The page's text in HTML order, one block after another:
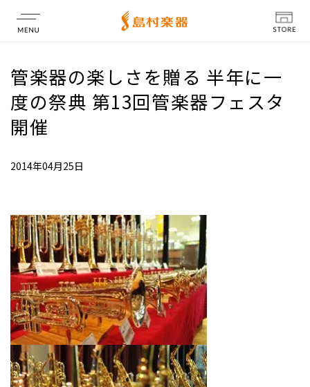
店舗情報
管楽器の楽しさを贈る 半年に一
度の祭典 第13回管楽器フェスタ
開催
2014年04月25日